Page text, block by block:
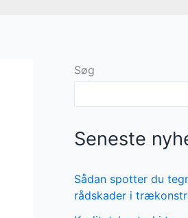
Søg
Seneste
Sådan spotter du
rådskader i